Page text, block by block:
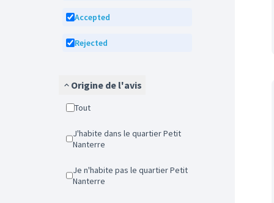
Accepted
Rejected
Origine de l'avis
Tout
J'habite dans le quartier Petit
Nanterre
Je n'habite pas le quartier Petit
Nanterre